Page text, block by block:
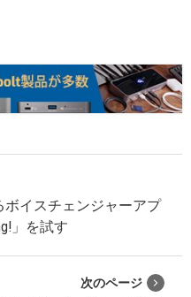
イスチェンジャーアプ
」を試す
次のページ